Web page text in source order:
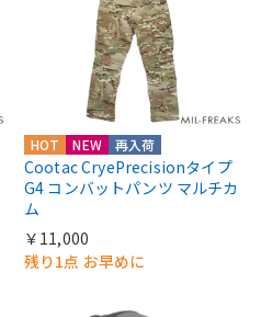
HOT NEW 再入荷
Cootac CryePrecisionタイプ
G4 コンバットパンツ マルチカ
ム
￥11,000
残り1点 お早めに